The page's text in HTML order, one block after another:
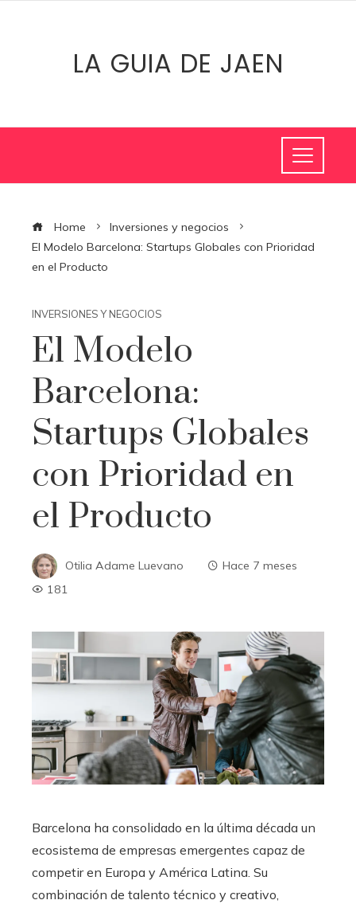
LA GUIA DE JAEN
Home
Inversiones y negocios
El Modelo Barcelona: Startups Globales con Prioridad
en el Producto
INVERSIONES Y NEGOCIOS
El Modelo
Barcelona:
Startups Globales
con Prioridad en
el Producto
Otilia Adame Luevano
Hace 7 meses
181
Barcelona ha consolidado en la última década un
ecosistema de empresas emergentes capaz de
competir en Europa y América Latina. Su
combinación de talento técnico y creativo,